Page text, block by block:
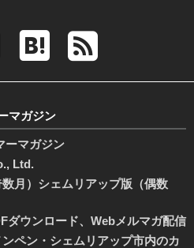
マガジン
ーマガジン
Ltd.
月）シェムリアップ版（偶数
ダウンロード、Webメルマガ配信
ペン・シェムリアップ市内のカ